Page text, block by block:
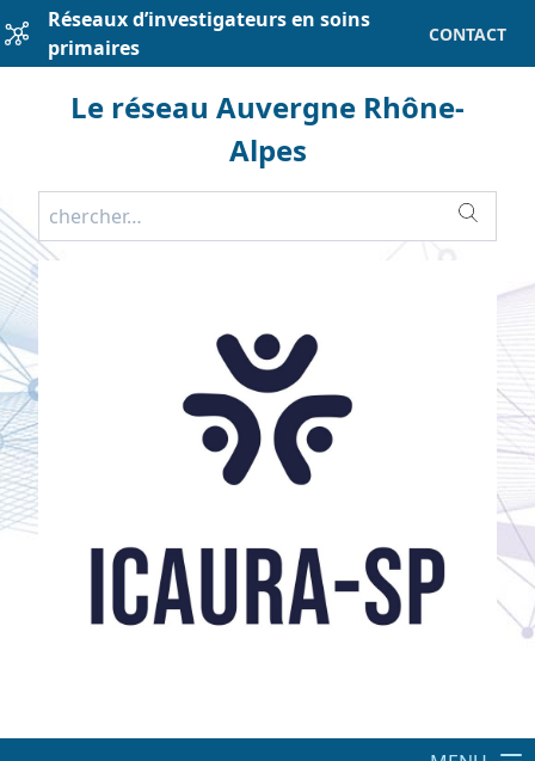
Réseaux d’investigateurs en soins
primaires
CONTACT
Le réseau Auvergne Rhône-
Alpes